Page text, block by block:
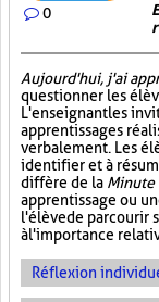
0
Aujourd'hui, j'ai
questionner les
L'enseignant les
apprentissages
verbalement. Les
identifier et à
diffère de la Minute
apprentissage ou
l'élève de parcourir
à l'importance
Réflexion